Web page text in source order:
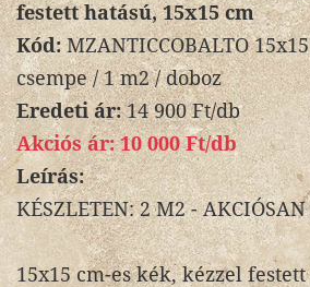
festett hatású, 15x15 cm
Kód:MZANTICCOBALTO
csempe / 1 m2 / doboz
Eredeti ár:14 900 Ft/db
Akciós ár:10 000 Ft/db
Leírás:
KÉSZLETEN: 2 M2 -
15x15 cm-es kék, kézzel